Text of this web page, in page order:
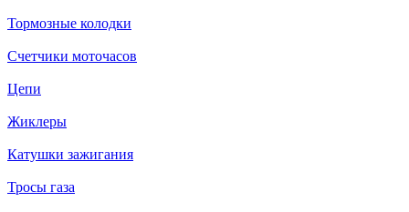
Тормозные колодки
Счетчики моточасов
Цепи
Жиклеры
Катушки зажигания
Тросы газа